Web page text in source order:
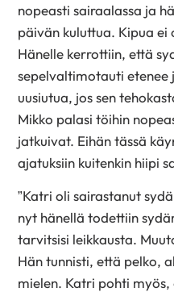
nopeasti sairaalassa ja
päivän kuluttua. Kipua
Hänelle kerrottiin, että
sepelvaltimotauti etenee
uusiutua, jos sen
Mikko palasi töihin
jatkuivat. Eihän tässä
ajatuksiin kuitenkin hiipi
”Katri oli sairastanut
nyt hänellä todettiin
tarvitsisi leikkausta.
Hän tunnisti, että pelko,
mielen. Katri pohti